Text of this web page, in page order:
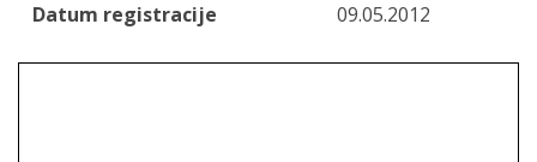
Datum registracije 09.05.2012